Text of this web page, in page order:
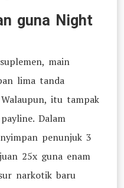
guna Night
main
lima tanda
itu tampak
Dalam
penunjuk 3
25x guna enam
narkotik baru